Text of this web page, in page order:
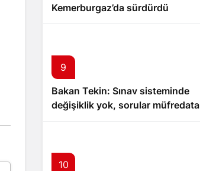
Kemerburgaz’da sürdürdü
9
Bakan Tekin: Sınav sisteminde
değişiklik yok, sorular müfredata
uygun hale gelecek
10